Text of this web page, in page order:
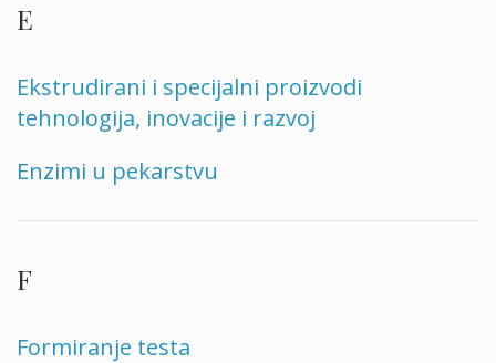
E
Ekstrudirani i specijalni proizvodi
tehnologija, inovacije i razvoj
Enzimi u pekarstvu
F
Formiranje testa